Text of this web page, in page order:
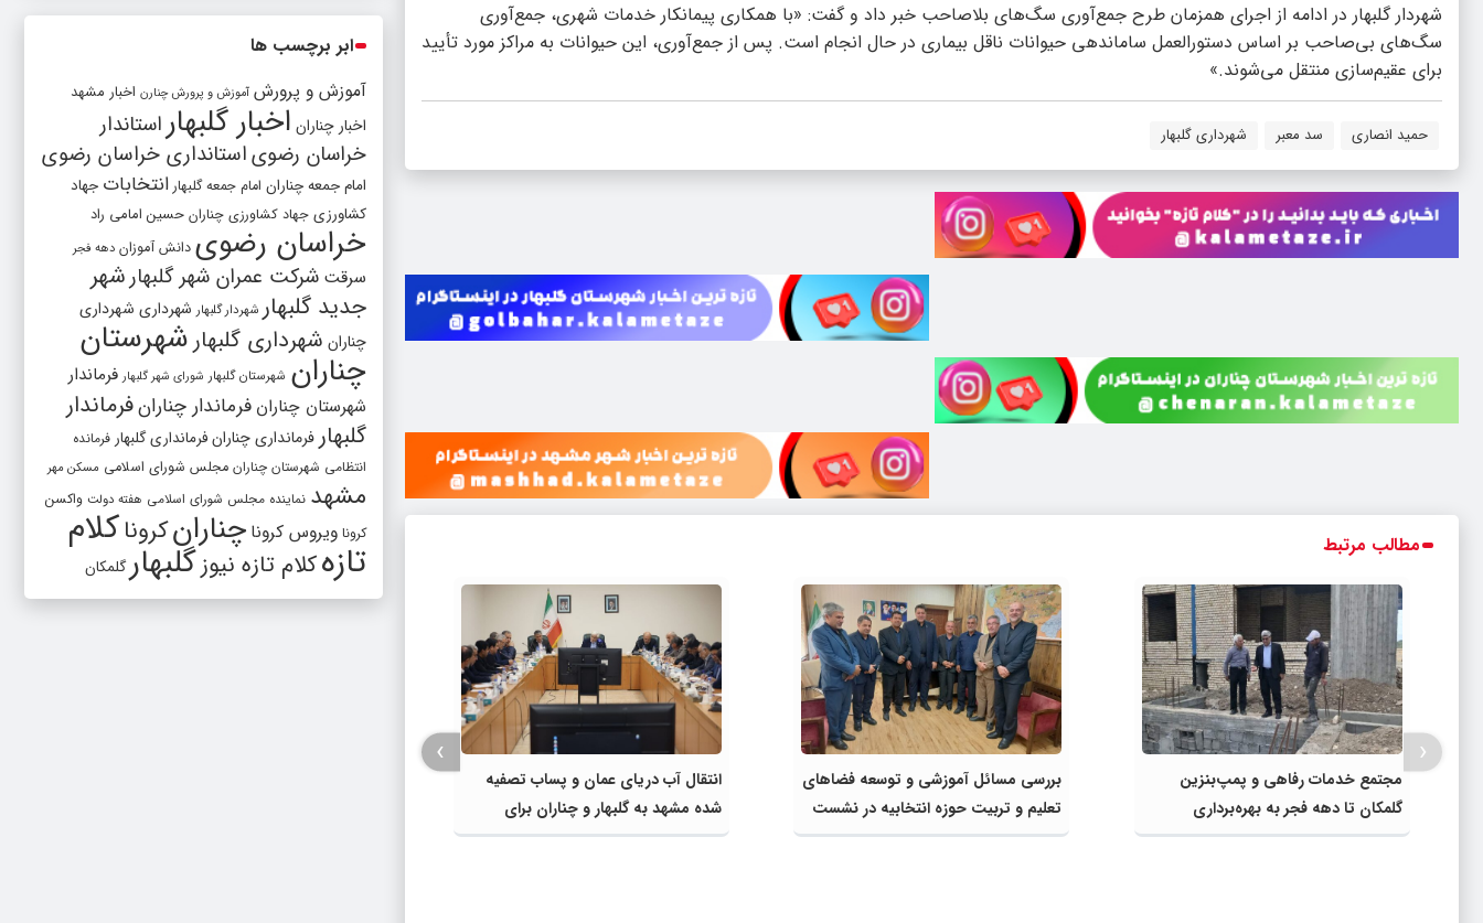
شهردار گلبهار در ادامه از اجرای همزمان طرح جمع‌آوری سگ‌های بلاصاحب خبر داد و گفت: «با همکاری پیمانکار خدمات شهری، جمع‌آوری
سگ‌های بی‌صاحب بر اساس دستورالعمل ساماندهی حیوانات ناقل بیماری در حال انجام است. پس از جمع‌آوری، این حیوانات به مراکز مورد تأیید
برای عقیم‌سازی منتقل می‌شوند.»
حمید انصاری سد معبر شهرداری گلبهار
مطالب مرتبط
مجتمع خدمات رفاهی و پمپ‌بنزین
گلمکان تا دهه فجر به بهره‌برداری
می‌رسد
بررسی مسائل آموزشی و توسعه فضاهای
تعلیم و تربیت حوزه انتخابیه در نشست
مشترک عضو کمیسیون آموزش مجلس با
انتقال آب دریای عمان و پساب تصفیه
شده مشهد به گلبهار و چناران برای
مصارف صنعتی و کشاورزی | لزوم تسریع
‹
›
ابر برچسب ها
آموزش و پرورش آموزش و پرورش چنارن اخبار مشهد
اخبار چناران اخبار گلبهار استاندار
خراسان رضویاستانداری خراسان رضوی
امام جمعه چناران امام جمعه گلبهار انتخابات جهاد
کشاورزی جهاد کشاورزی چناران حسین امامی راد
خراسان رضوی دانش آموزان دهه فجر
سرقت شرکت عمران شهر گلبهارشهر
جدید گلبهار شهردار گلبهار شهرداری شهرداری
چناران شهرداری گلبهار شهرستان
چناران شهرستان گلبهار شورای شهر گلبهار فرماندار
شهرستان چناران فرماندار چنارانفرماندار
گلبهار فرمانداری چنارانفرمانداری گلبهار فرمانده
انتظامی شهرستان چناران مجلس شورای اسلامی مسکن مهر
مشهد نماینده مجلس شورای اسلامی هفته دولت واکسن
کرونا ویروس کرونا چنارانکروناکلام
تازهکلام تازه نیوزگلبهارگلمکان